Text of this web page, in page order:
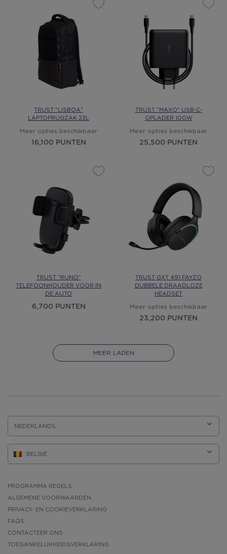
TRUST "LISBOA"
LAPTOPRUGZAK 23L
Meer opties beschikbaar
16,100 PUNTEN
TRUST "MAXO" USB-C-
OPLADER 100W
Meer opties beschikbaar
25,500 PUNTEN
TRUST "RUNO"
TELEFOONHOUDER VOOR IN
DE AUTO
6,700 PUNTEN
TRUST GXT 491 FAYZO
DUBBELE DRAADLOZE
HEADSET
Meer opties beschikbaar
23,200 PUNTEN
MEER LADEN
TAAL:
PROGRAMMA REGELS
ALGEMENE VOORWAARDEN
PRIVACY- EN COOKIEVERKLARING
FAQS
CONTACTEER ONS
TOEGANKELIJKHEIDSVERKLARING